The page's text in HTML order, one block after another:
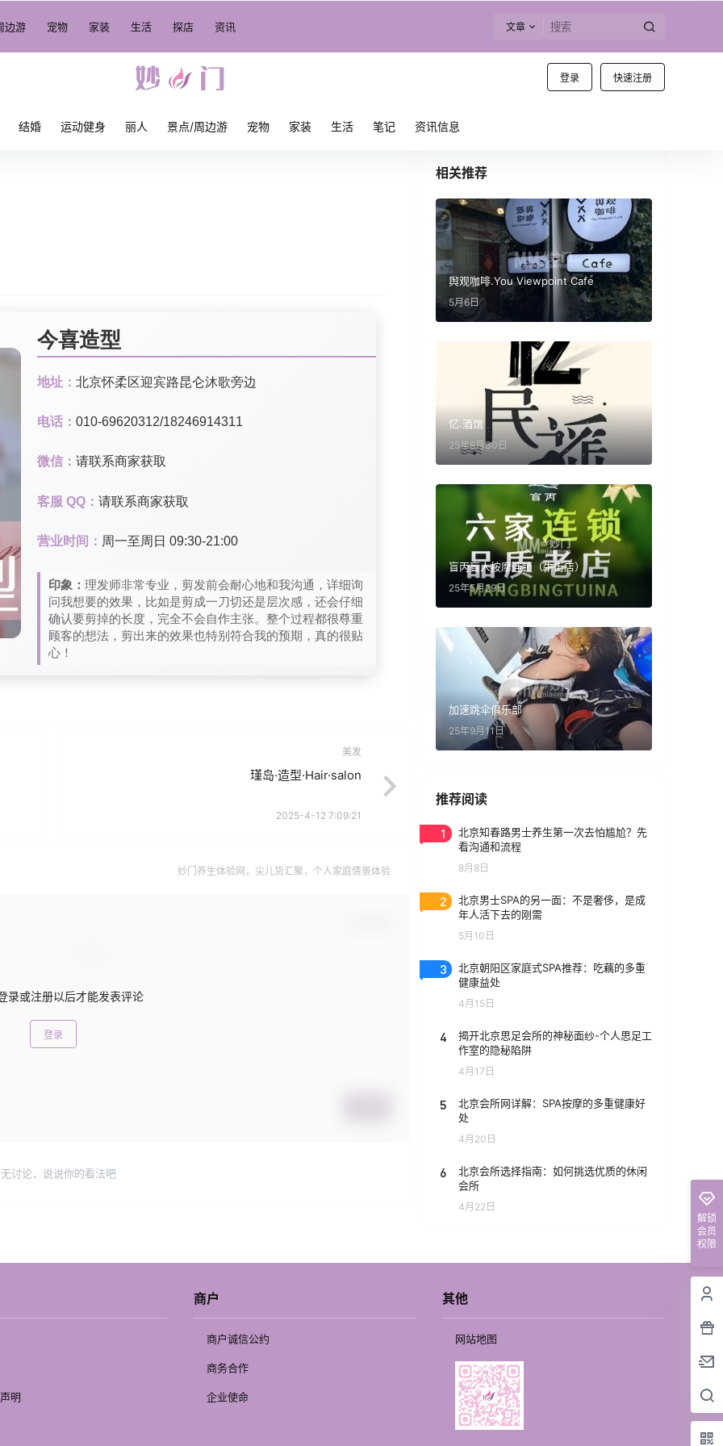
边游 宠物 家装 生活 探店 资讯 文章
登录 快速注册
结婚 运动健身 丽人 景点/周边游 宠物 家装 生活 笔记 资讯信息
今喜造型
地址： 北京怀柔区迎宾路昆仑沐歌旁边
电话： 010-69620312/18246914311
微信： 请联系商家获取
客服 QQ： 请联系商家获取
营业时间： 周一至周日 09:30-21:00
印象： 理发师非常专业，剪发前会耐心地和我沟通，详细询
问我想要的效果，比如是剪成一刀切还是层次感，还会仔细
确认要剪掉的长度，完全不会自作主张。整个过程都很尊重
顾客的想法，剪出来的效果也特别符合我的预期，真的很贴
心！
美发
瑾岛·造型·Hair·salon
2025-4-12 7:09:21
妙门养生体验网，尖儿货汇聚，个人家庭情景体验
录或注册以后才能发表评论
登录
讨论，说说你的看法吧
相关推荐
舆观咖啡.You Viewpoint Cafe
5月6日
忆.酒馆
25年6月30日
盲丙盲人按摩连锁（牛街店）
25年5月29日
加速跳伞俱乐部
25年9月11日
推荐阅读
1
北京知春路男士养生第一次去怕尴尬？先
看沟通和流程
8月8日
2
北京男士SPA的另一面：不是奢侈，是成
年人活下去的刚需
5月10日
3
北京朝阳区家庭式SPA推荐：吃藕的多重
健康益处
4月15日
4
揭开北京思足会所的神秘面纱-个人思足工
作室的隐秘陷阱
4月17日
5
北京会所网详解：SPA按摩的多重健康好
处
4月20日
6
北京会所选择指南：如何挑选优质的休闲
会所
4月22日
解锁
会员
权限
明
商户
商户诚信公约
商务合作
企业使命
其他
网站地图